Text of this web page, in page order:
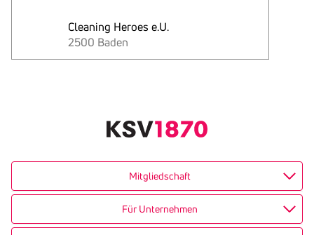
Cleaning Heroes e.U.
2500 Baden
Mitgliedschaft
Für Unternehmen